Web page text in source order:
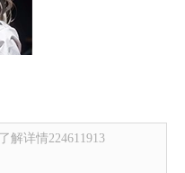
解详情224611913